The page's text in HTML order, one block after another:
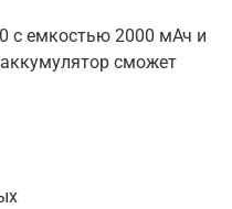
с емкостью 2000 мАч и
сможет